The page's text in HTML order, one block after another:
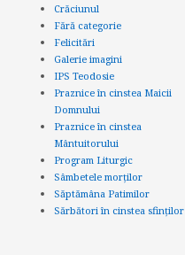
Crăciunul
Fără categorie
Felicitări
Galerie imagini
IPS Teodosie
Praznice în cinstea Maicii
Domnului
Praznice în cinstea
Mântuitorului
Program Liturgic
Sâmbetele morților
Săptămâna Patimilor
Sărbători în cinstea sfinților